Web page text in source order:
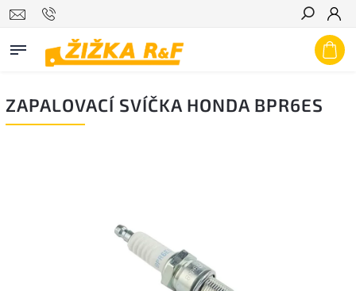
Hledat
ZAPALOVACÍ SVÍČKA HONDA BPR6ES